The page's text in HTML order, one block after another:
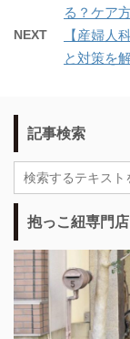
る？ケア
NEXT
【産婦人
と対策を
記事検索
抱っこ紐専門